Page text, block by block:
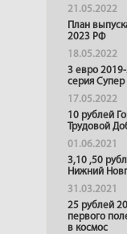
21.05.2022
План
2023 РФ
18.05.2022
3 евро
серия
17.05.2022
10 рублей
Трудовой
01.06.2021
3,10 ,50
Нижний
31.03.2021
25 рублей
первого
в космос